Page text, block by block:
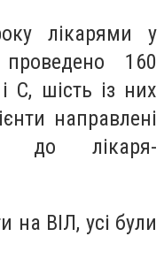
лікарями у
проведено 160
С, шість із них
направлені
до лікаря-
на ВІЛ, усі були